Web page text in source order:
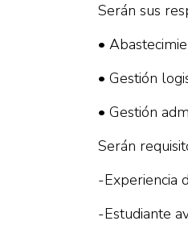
Serán sus
•
• Gestión
• Gestión
Serán
-Experiencia
-Estudiante